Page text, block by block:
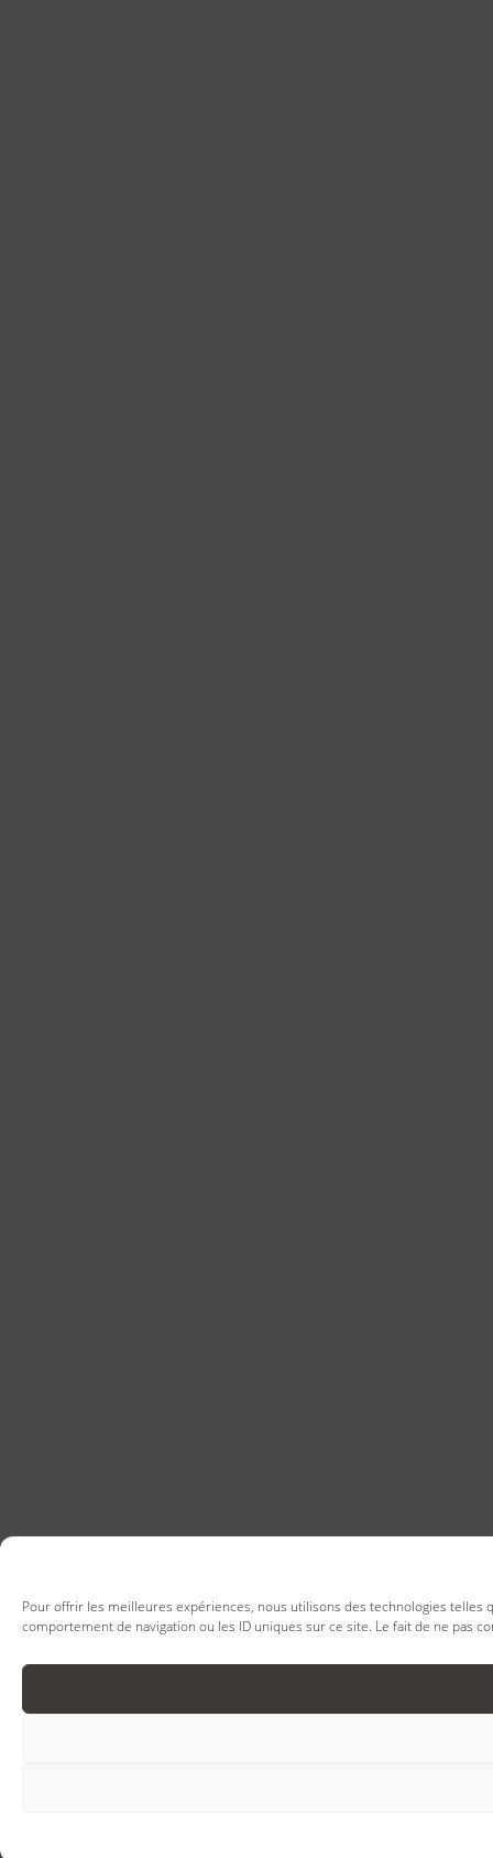
Pour offrir les meilleures expériences, nous utilisons des technologies
comportement de navigation ou les ID uniques sur ce site. Le fait de ne